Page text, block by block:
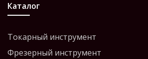
Каталог
Токарный инструмент
Фрезерный инструмент